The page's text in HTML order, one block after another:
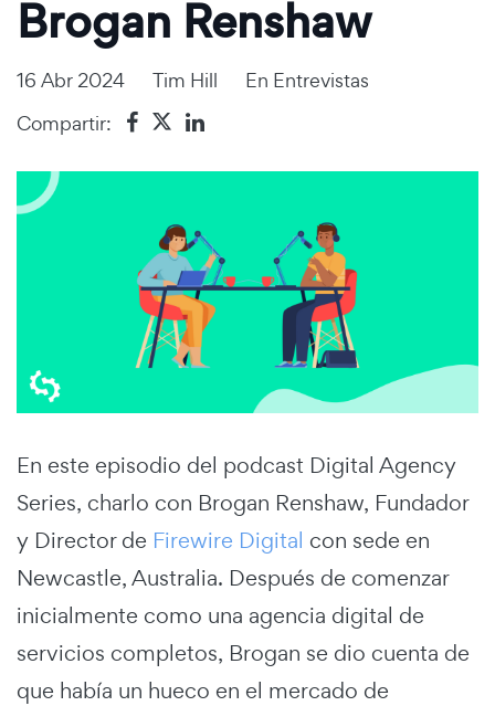
Brogan Renshaw
16 Abr 2024 Tim Hill En Entrevistas
Compartir:
En este episodio del podcast Digital Agency
Series, charlo con Brogan Renshaw, Fundador
y Director de Firewire Digital con sede en
Newcastle, Australia. Después de comenzar
inicialmente como una agencia digital de
servicios completos, Brogan se dio cuenta de
que había un hueco en el mercado de